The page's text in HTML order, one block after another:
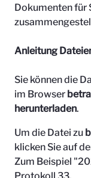
Dokumenten für
Anleitung
Sie können die
im Browser
herunterladen.
Um die Datei zu
klicken Sie auf
Zum Beispiel "